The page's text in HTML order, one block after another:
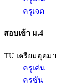
ครูเจต
สอบเข้า ม.4
TU เตรียมอุดมฯ
ครูเด่น
ครูซัน